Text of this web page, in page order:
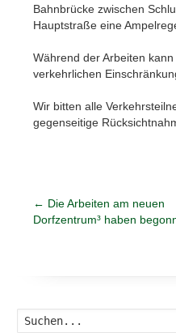
Bahnbrücke zwischen
Hauptstraße eine
Während der Arbeiten
verkehrlichen
Wir bitten alle
gegenseitige
← Die Arbeiten am neuen
Dorfzentrum³ haben